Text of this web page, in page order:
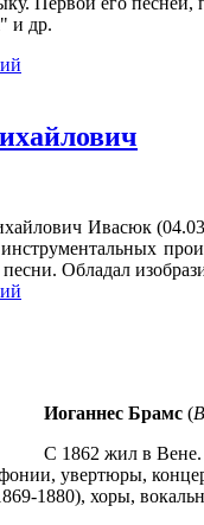
и др.
Ивасюк
инструментальных
Обладал
Иоганнес Брамс (
С 1862 жил в Вене.
увертюры,
1880), хоры,